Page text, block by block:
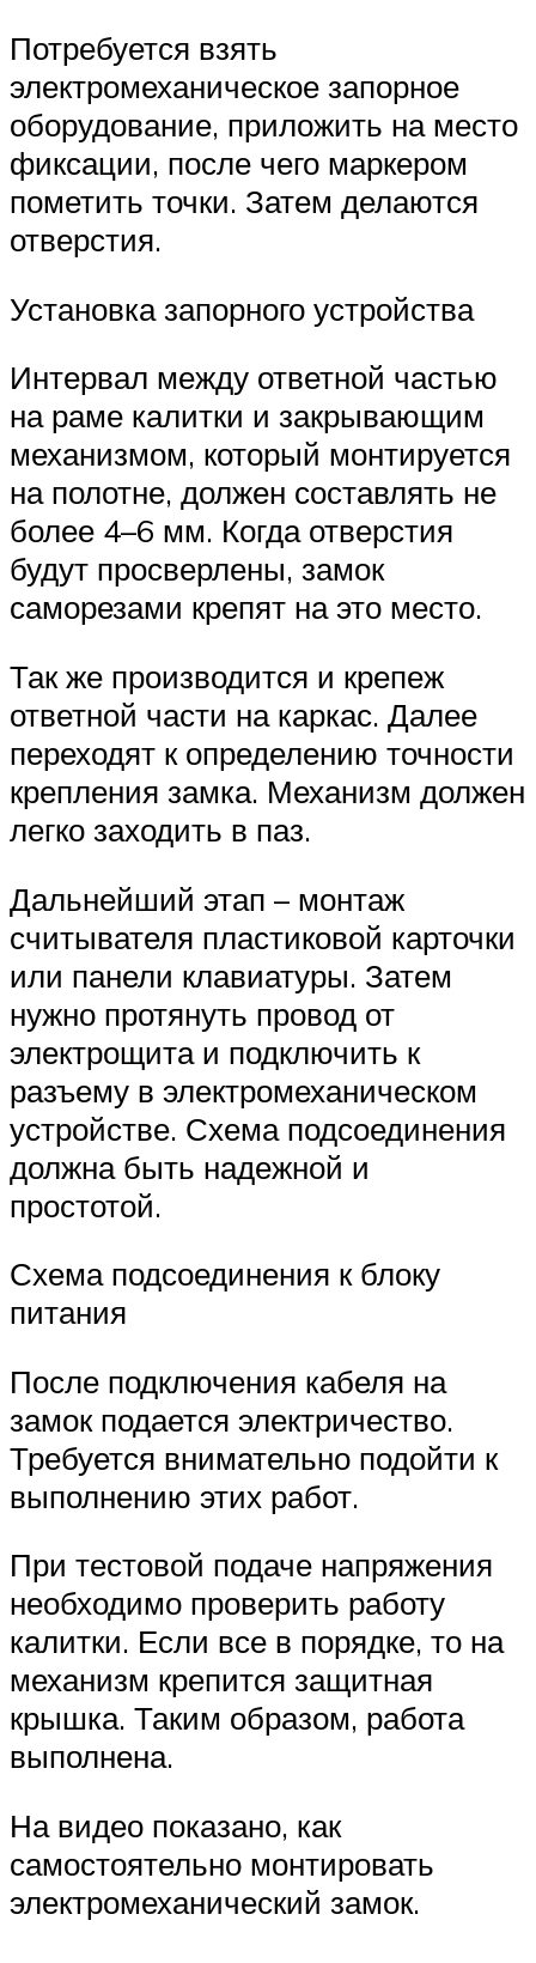
Потребуется взять
электромеханическое запорное
оборудование, приложить на место
фиксации, после чего маркером
пометить точки. Затем делаются
отверстия.
Установка запорного устройства
Интервал между ответной частью
на раме калитки и закрывающим
механизмом, который монтируется
на полотне, должен составлять не
более 4–6 мм. Когда отверстия
будут просверлены, замок
саморезами крепят на это место.
Так же производится и крепеж
ответной части на каркас. Далее
переходят к определению точности
крепления замка. Механизм должен
легко заходить в паз.
Дальнейший этап – монтаж
считывателя пластиковой карточки
или панели клавиатуры. Затем
нужно протянуть провод от
электрощита и подключить к
разъему в электромеханическом
устройстве. Схема подсоединения
должна быть надежной и
простотой.
Схема подсоединения к блоку
питания
После подключения кабеля на
замок подается электричество.
Требуется внимательно подойти к
выполнению этих работ.
При тестовой подаче напряжения
необходимо проверить работу
калитки. Если все в порядке, то на
механизм крепится защитная
крышка. Таким образом, работа
выполнена.
На видео показано, как
самостоятельно монтировать
электромеханический замок.